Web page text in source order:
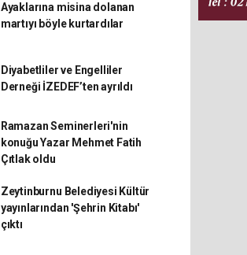
Ayaklarına misina dolanan
martıyı böyle kurtardılar
Diyabetliler ve Engelliler
Derneği İZEDEF’ten ayrıldı
Ramazan Seminerleri'nin
konuğu Yazar Mehmet Fatih
Çıtlak oldu
Zeytinburnu Belediyesi Kültür
yayınlarından 'Şehrin Kitabı'
çıktı